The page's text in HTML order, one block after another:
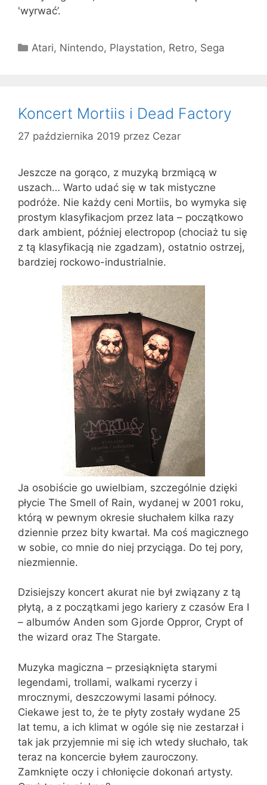
'wyrwać’.
Kategorie
Atari, Nintendo, Playstation, Retro, Sega
Koncert Mortiis i Dead Factory
27 października 2019 przez Cezar
Jeszcze na gorąco, z muzyką brzmiącą w
uszach… Warto udać się w tak mistyczne
podróże. Nie każdy ceni Mortiis, bo wymyka się
prostym klasyfikacjom przez lata – początkowo
dark ambient, później electropop (chociaż tu się
z tą klasyfikacją nie zgadzam), ostatnio ostrzej,
bardziej rockowo-industrialnie.
Ja osobiście go uwielbiam, szczególnie dzięki
płycie The Smell of Rain, wydanej w 2001 roku,
którą w pewnym okresie słuchałem kilka razy
dziennie przez bity kwartał. Ma coś magicznego
w sobie, co mnie do niej przyciąga. Do tej pory,
niezmiennie.
Dzisiejszy koncert akurat nie był związany z tą
płytą, a z początkami jego kariery z czasów Era I
– albumów Anden som Gjorde Oppror, Crypt of
the wizard oraz The Stargate.
Muzyka magiczna – przesiąknięta starymi
legendami, trollami, walkami rycerzy i
mrocznymi, deszczowymi lasami północy.
Ciekawe jest to, że te płyty zostały wydane 25
lat temu, a ich klimat w ogóle się nie zestarzał i
tak jak przyjemnie mi się ich wtedy słuchało, tak
teraz na koncercie byłem zauroczony.
Zamknięte oczy i chłonięcie dokonań artysty.